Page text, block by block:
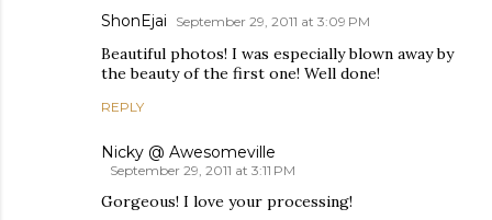
ShonEjai September 29, 2011 at 3:09 PM
Beautiful photos! I was especially blown away by
the beauty of the first one! Well done!
REPLY
Nicky @ Awesomeville
September 29, 2011 at 3:11 PM
Gorgeous! I love your processing!